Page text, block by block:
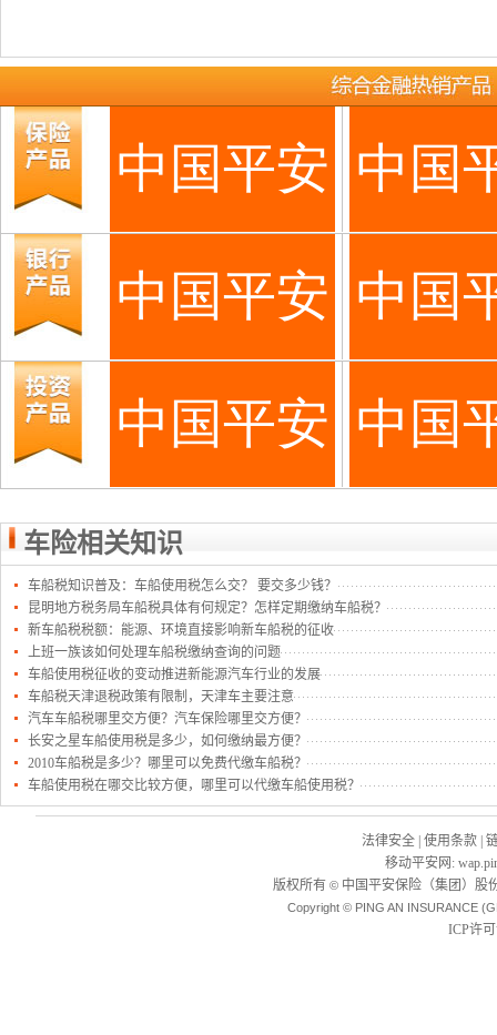
车险相关知识
车船税知识普及：车船使用税怎么交？ 要交多少钱？
昆明地方税务局车船税具体有何规定？怎样定期缴纳车船税？
新车船税税额：能源、环境直接影响新车船税的征收
上班一族该如何处理车船税缴纳查询的问题
车船使用税征收的变动推进新能源汽车行业的发展
车船税天津退税政策有限制，天津车主要注意
汽车车船税哪里交方便？汽车保险哪里交方便？
长安之星车船使用税是多少，如何缴纳最方便？
2010车船税是多少？哪里可以免费代缴车船税？
车船使用税在哪交比较方便，哪里可以代缴车船使用税？
法律安全 使用条款
移动平安网 :
版权所有 ©中国平安保险（集团）股
Copyright © PING AN INSURANCE
ICP许